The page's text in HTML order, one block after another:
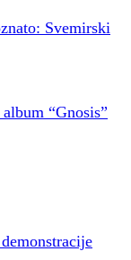
Svemirski
“Gnosis”